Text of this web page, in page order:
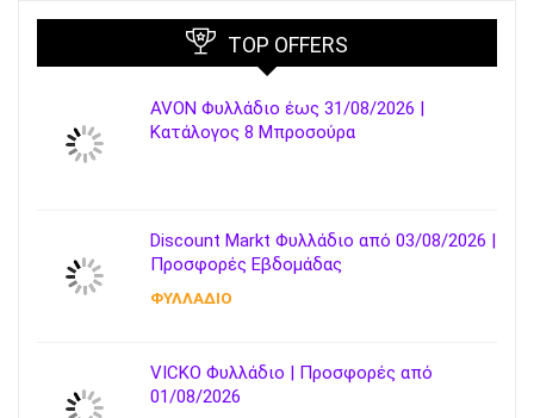
TOP OFFERS
AVON Φυλλάδιο έως 31/08/2026 |
Κατάλογος 8 Μπροσούρα
Discount Markt Φυλλάδιο από 03/08/2026 |
Προσφορές Εβδομάδας
ΦΥΛΛΑΔΙΟ
VICKO Φυλλάδιο | Προσφορές από
01/08/2026